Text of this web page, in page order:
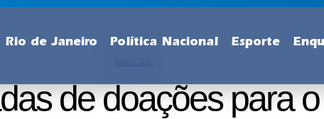
Rio de Janeiro Política Nacional Esporte
de doações para